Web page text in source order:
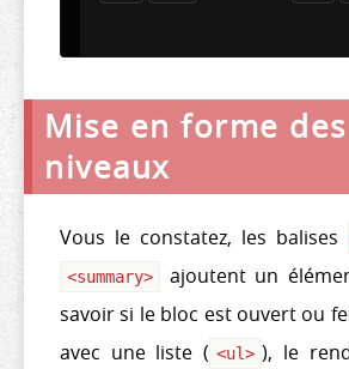
Mise en forme des
niveaux
Vous le constatez, les balises
<summary>
ajoutent un
savoir si le bloc est ouvert ou
avec une liste ( <ul> ), le